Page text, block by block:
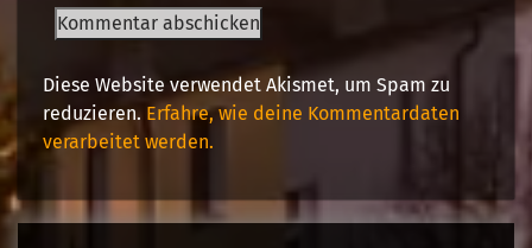
Diese Website verwendet Akismet, um Spam zu
reduzieren. Erfahre, wie deine Kommentardaten
verarbeitet werden.